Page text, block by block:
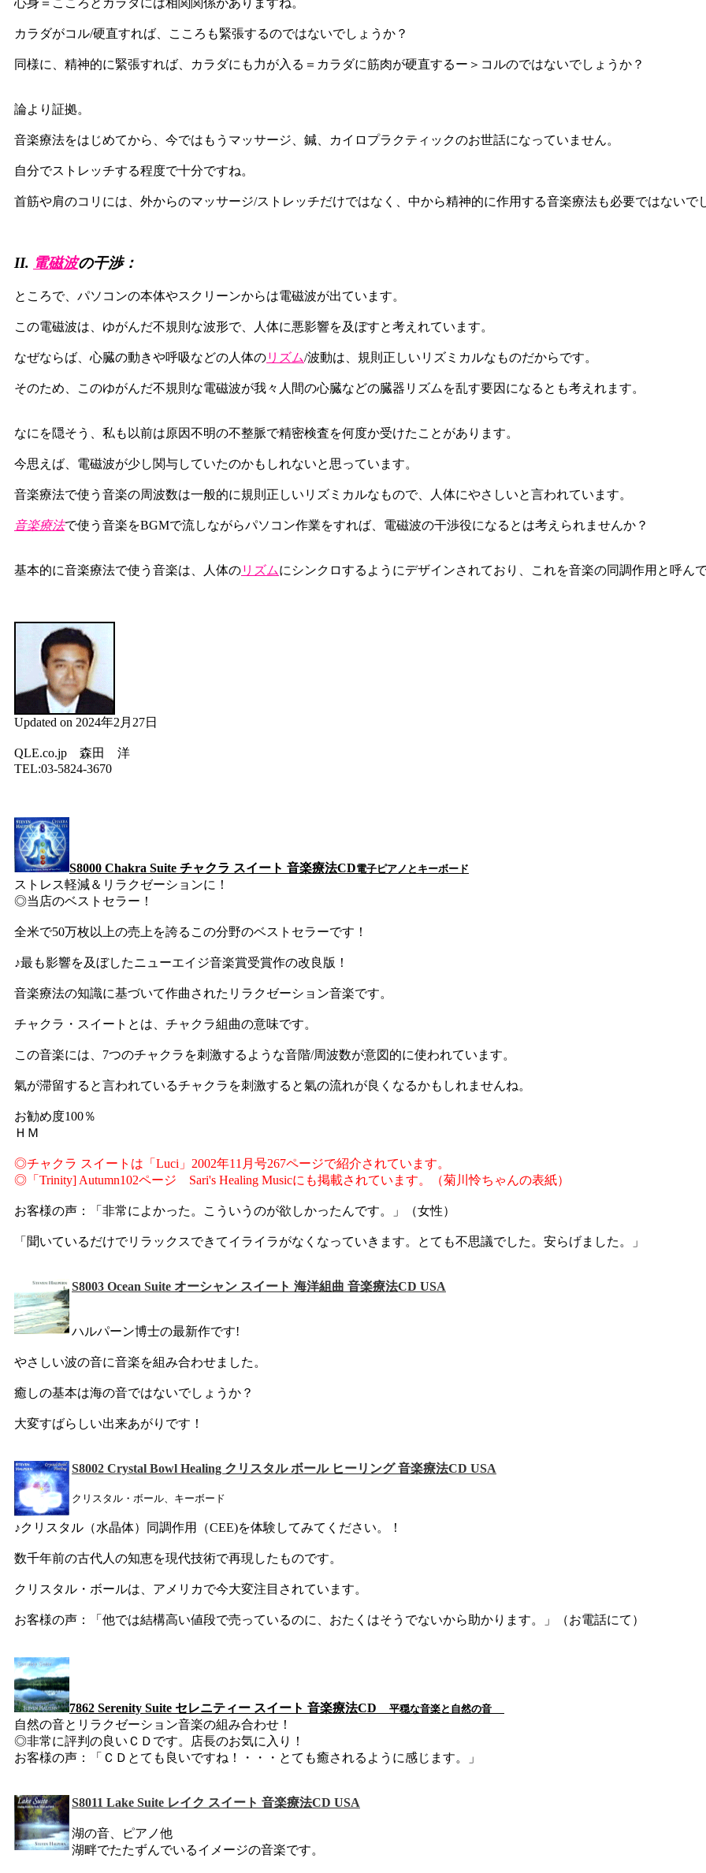
カラダがコル/硬直すれば、こころも緊張するのではないでしょうか？
同様に、精神的に緊張すれば、カラダにも力が入る＝カラダに筋肉が硬直するー＞コルのではないでしょうか？
論より証拠。
音楽療法をはじめてから、今ではもうマッサージ、鍼、カイロプラクティックのお世話になっていません。
自分でストレッチする程度で十分ですね。
首筋や肩のコリには、外からのマッサージ/ストレッチだけではなく、中から精神的に作用する音楽療法も必要ではないで
II. 電磁波の干渉：
ところで、パソコンの本体やスクリーンからは電磁波が出ています。
この電磁波は、ゆがんだ不規則な波形で、人体に悪影響を及ぼすと考えれています。
なぜならば、心臓の動きや呼吸などの人体のリズム/波動は、規則正しいリズミカルなものだからです。
そのため、このゆがんだ不規則な電磁波が我々人間の心臓などの臓器リズムを乱す要因になるとも考えれます。
なにを隠そう、私も以前は原因不明の不整脈で精密検査を何度か受けたことがあります。
今思えば、電磁波が少し関与していたのかもしれないと思っています。
音楽療法で使う音楽の周波数は一般的に規則正しいリズミカルなもので、人体にやさしいと言われています。
音楽療法で使う音楽をBGMで流しながらパソコン作業をすれば、電磁波の干渉役になるとは考えられませんか？
基本的に音楽療法で使う音楽は、人体のリズムにシンクロするようにデザインされており、これを音楽の同調作用と呼ん
Updated on 2024年2月27日
QLE.co.jp 森田 洋
TEL:03-5824-3670
S8000 Chakra Suite チャクラ スイート 音楽療法CD電子ピアノとキーボード
ストレス軽減＆リラクゼーションに！
◎当店のベストセラー！
全米で50万枚以上の売上を誇るこの分野のベストセラーです！
♪最も影響を及ぼしたニューエイジ音楽賞受賞作の改良版！
音楽療法の知識に基づいて作曲されたリラクゼーション音楽です。
チャクラ・スイートとは、チャクラ組曲の意味です。
この音楽には、7つのチャクラを刺激するような音階/周波数が意図的に使われています。
氣が滞留すると言われているチャクラを刺激すると氣の流れが良くなるかもしれませんね。
お勧め度100％
ＨＭ
◎チャクラ スイートは「Luci」2002年11月号267ページで紹介されています。
◎「Trinity] Autumn102ページ Sari's Healing Musicにも掲載されています。（菊川怜ちゃんの表紙）
お客様の声：「非常によかった。こういうのが欲しかったんです。」（女性）
「聞いているだけでリラックスできてイライラがなくなっていきます。とても不思議でした。安らげました。」
S8003 Ocean Suite オーシャン スイート 海洋組曲 音楽療法CD USA
ハルパーン博士の最新作です!
やさしい波の音に音楽を組み合わせました。
癒しの基本は海の音ではないでしょうか？
大変すばらしい出来あがりです！
S8002 Crystal Bowl Healing クリスタル ボール ヒーリング 音楽療法CD USA
クリスタル・ボール、キーボード
♪クリスタル（水晶体）同調作用（CEE)を体験してみてください。！
数千年前の古代人の知恵を現代技術で再現したものです。
クリスタル・ボールは、アメリカで今大変注目されています。
お客様の声：「他では結構高い値段で売っているのに、おたくはそうでないから助かります。」（お電話にて）
7862 Serenity Suite セレニティー スイート 音楽療法CD 平穏な音楽と自然の音
自然の音とリラクゼーション音楽の組み合わせ！
◎非常に評判の良いＣＤです。店長のお気に入り！
お客様の声：「ＣＤとても良いですね！・・・とても癒されるように感じます。」
S8011 Lake Suite レイク スイート 音楽療法CD USA
湖の音、ピアノ他
湖畔でたたずんでいるイメージの音楽です。